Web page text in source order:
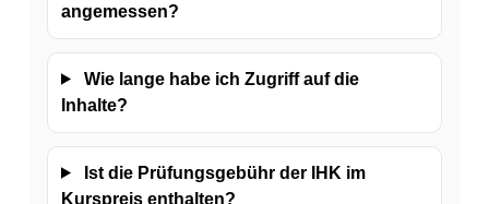
angemessen?
Wie lange habe ich Zugriff auf die
Inhalte?
Ist die Prüfungsgebühr der IHK im
Kurspreis enthalten?